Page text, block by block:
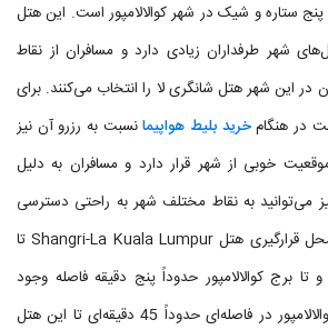
ستاره و شیک در شهر کوالالامپور است. این هتل
شهر طرفداران زیادی دارد و مسافران از نقاط
در این شهر هتل شانگری لا را انتخاب می‌کنند. برای
در هنگامخرید بلیط هواپیمانسبت به رزرو آن نیز
خوبی از شهر قرار دارد و مسافران به دلیل
می‌توانید به نقاط مختلف شهر به راحتی دسترسی
داشته باشند. با توجه به محل قرارگیری هتل Shangri-La Kuala Lumpur تا
برج کوالالامپور حدوداً پنج دقیقه فاصله وجود
دارد. فرودگاه بین‌المللی کوالالامپور در فاصله‌ای حدوداً 45 دقیقه‌ای تا این هتل